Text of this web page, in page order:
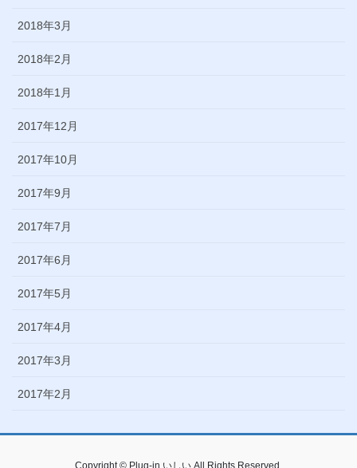
2018年3月
2018年2月
2018年1月
2017年12月
2017年10月
2017年9月
2017年7月
2017年6月
2017年5月
2017年4月
2017年3月
2017年2月